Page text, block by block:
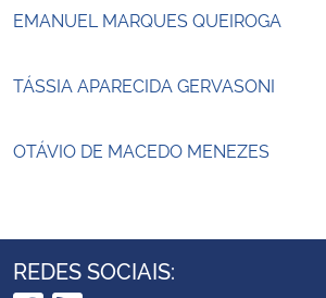
EMANUEL MARQUES QUEIROGA
TÁSSIA APARECIDA GERVASONI
OTÁVIO DE MACEDO MENEZES
REDES SOCIAIS: